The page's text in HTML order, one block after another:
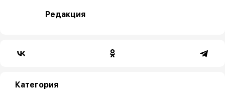
Редакция
Категория